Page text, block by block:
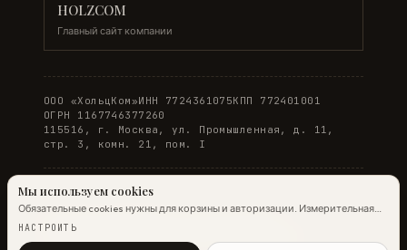
HOLZCOM
Главный сайт компании
ООО «ХольцКом»ИНН 7724361075КПП 772401001
ОГРН 1167746377260
115516, г. Москва, ул. Промышленная, д. 11,
стр. 3, комн. 21, пом. I
© 2026 WOODONLINE. Все права защищены.
Мы используем cookies
Обязательные cookies нужны для корзины и авторизации. Измерительная
аналитика Яндекс.Метрики работает на обычных страницах всегда;
НАСТРОИТЬ